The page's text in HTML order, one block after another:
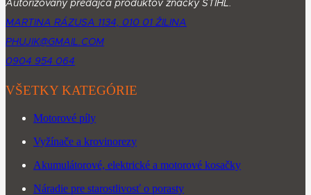
Autorizovaný predajca produktov značky STIHL.
MARTINA RÁZUSA 1134, 010 01 ŽILINA
PHUJIK@GMAIL.COM
0904 954 064
VŠETKY KATEGÓRIE
Motorové píly
Vyžínače a krovinorezy
Akumulátorové, elektrické a motorové kosačky
Náradie pre starostlivosť o porasty